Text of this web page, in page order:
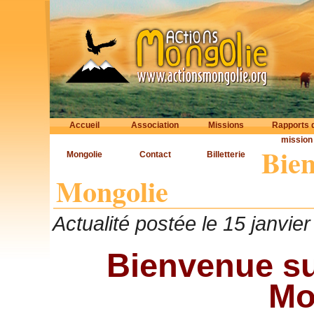
Accueil Association Missions
Rapports
mission
Mongolie
Contact Billetterie
Mongolie
Actualité postée le 15 janvier
Bienvenue